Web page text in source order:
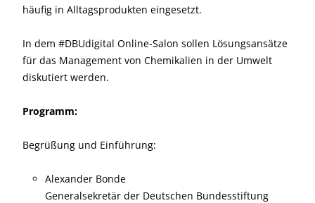
häufig in Alltagsprodukten eingesetzt.
In dem #DBUdigital Online-Salon sollen Lösungsansätze
für das Management von Chemikalien in der Umwelt
diskutiert werden.
Programm:
Begrüßung und Einführung:
Alexander Bonde
Generalsekretär der Deutschen Bundesstiftung